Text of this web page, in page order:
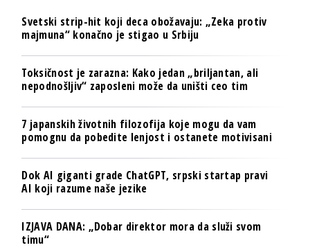
Svetski strip-hit koji deca obožavaju: „Zeka protiv
majmuna“ konačno je stigao u Srbiju
Toksičnost je zarazna: Kako jedan „briljantan, ali
nepodnošljiv“ zaposleni može da uništi ceo tim
7 japanskih životnih filozofija koje mogu da vam
pomognu da pobedite lenjost i ostanete motivisani
Dok AI giganti grade ChatGPT, srpski startap pravi
AI koji razume naše jezike
IZJAVA DANA: „Dobar direktor mora da služi svom
timu“